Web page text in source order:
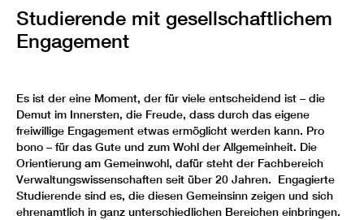
Studierende mit gesellschaftlichem
Engagement
Es ist der eine Moment, der für viele entscheidend ist – die
Demut im Innersten, die Freude, dass durch das eigene
freiwillige Engagement etwas ermöglicht werden kann. Pro
bono – für das Gute und zum Wohl der Allgemeinheit. Die
Orientierung am Gemeinwohl, dafür steht der Fachbereich
Verwaltungswissenschaften seit über 20 Jahren. Engagierte
Studierende sind es, die diesen Gemeinsinn zeigen und sich
ehrenamtlich in ganz unterschiedlichen Bereichen einbringen.